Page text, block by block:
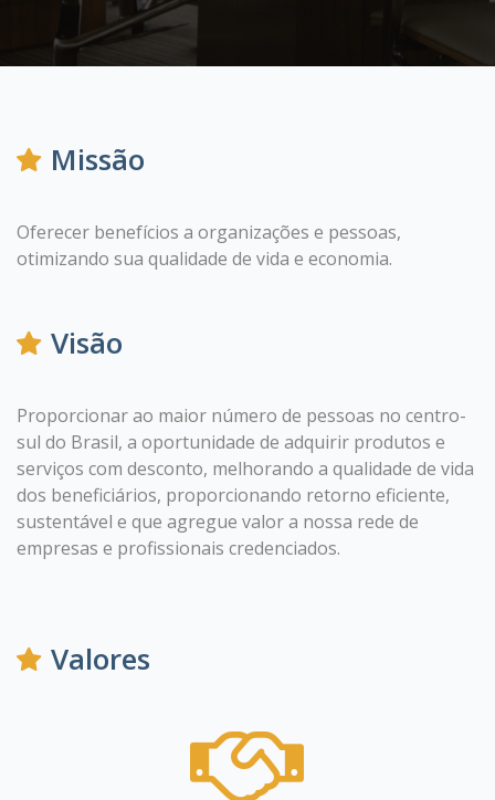
Missão
Oferecer benefícios a organizações e pessoas,
otimizando sua qualidade de vida e economia.
Visão
Proporcionar ao maior número de pessoas no centro-
sul do Brasil, a oportunidade de adquirir produtos e
serviços com desconto, melhorando a qualidade de vida
dos beneficiários, proporcionando retorno eficiente,
sustentável e que agregue valor a nossa rede de
empresas e profissionais credenciados.
Valores